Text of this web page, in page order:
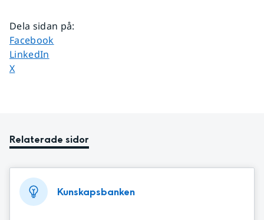
Dela sidan på:
Dela sidan på
Facebook
Dela sidan på
LinkedIn
Dela sidan på
X
Relaterade sidor
Kunskapsbanken